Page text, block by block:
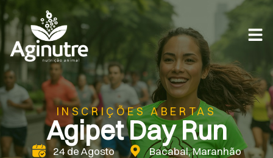
INSCRIÇÕES ABERTAS
Agipet Day Run
24 de Agosto
Bacabal, Maranhão